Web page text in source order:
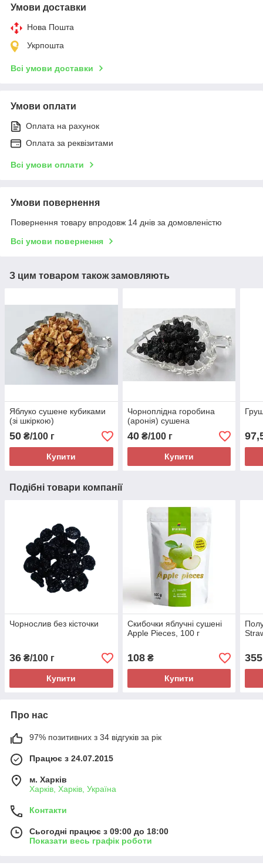
Умови доставки
Нова Пошта
Укрпошта
Всі умови доставки
Умови оплати
Оплата на рахунок
Оплата за реквізитами
Всі умови оплати
Умови повернення
Повернення товару впродовж 14 днів за домовленістю
Всі умови повернення
З цим товаром також замовляють
Яблуко сушене кубиками
(зі шкіркою)
50 ₴/100 г
Купити
Чорноплідна горобина
(аронія) сушена
40₴/100 г
Купити
Подібні товари компанії
Чорнослив без кісточки
36 ₴/100 г
Купити
Скибочки яблучні сушені
Apple Pieces, 100 г
108₴
Купити
355
Про нас
97% позитивних з 34 відгуків за рік
Працює з 24.07.2015
м. Харків
Харків, Харків, Україна
Контакти
Сьогодні працює з 09:00 до 18:00
Показати весь графік роботи